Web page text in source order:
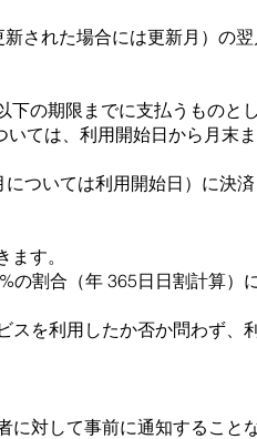
された場合には更新⽉）の
の期限までに⽀払うものと
ては、利⽤開始⽇から⽉末
ついては利⽤開始⽇）に決
す。
の割合（年 365⽇⽇割計算）
を利⽤したか否か問わず、
に対して事前に通知すること